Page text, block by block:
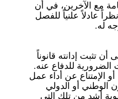
مع الآخرين، في أن
عادلاً علنياً للفصل
له.
تثبت إدانته قانوناً
الضرورية للدفاع عنه.
الإمتناع عن أداء عمل
الوطني أو الدولي
أشد من تلك التي